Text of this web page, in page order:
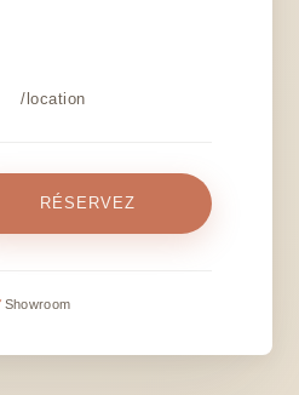
/location
RÉSERVEZ
Showroom